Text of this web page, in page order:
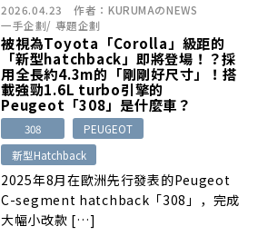
2026.04.23 作者： KURUMAのNEWS
一手企劃/ 專題企劃
被視為Toyota「Corolla」級距的
「新型hatchback」即將登場！？採
用全長約4.3m的「剛剛好尺寸」！搭
載強勁1.6L turbo引擎的
Peugeot「308」是什麼車？
308
PEUGEOT
新型Hatchback
2025年8月在歐洲先行發表的Peugeot
C-segment hatchback「308」，完成
大幅小改款 […]